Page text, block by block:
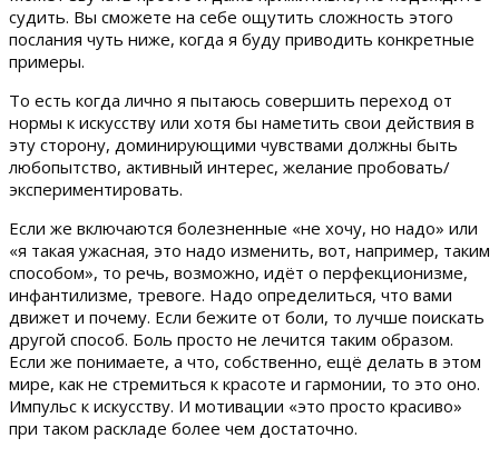
судить. Вы сможете на себе ощутить сложность этого
послания чуть ниже, когда я буду приводить конкретные
примеры.
То есть когда лично я пытаюсь совершить переход от
нормы к искусству или хотя бы наметить свои действия в
эту сторону, доминирующими чувствами должны быть
любопытство, активный интерес, желание пробовать/
экспериментировать.
Если же включаются болезненные «не хочу, но надо» или
«я такая ужасная, это надо изменить, вот, например, таким
способом», то речь, возможно, идёт о перфекционизме,
инфантилизме, тревоге. Надо определиться, что вами
движет и почему. Если бежите от боли, то лучше поискать
другой способ. Боль просто не лечится таким образом.
Если же понимаете, а что, собственно, ещё делать в этом
мире, как не стремиться к красоте и гармонии, то это оно.
Импульс к искусству. И мотивации «это просто красиво»
при таком раскладе более чем достаточно.